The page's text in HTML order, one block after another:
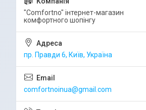
"Comfortno" інтернет-магазин
комфортного шопінгу
пр. Правди 6, Київ, Україна
comfortnoinua@gmail.com